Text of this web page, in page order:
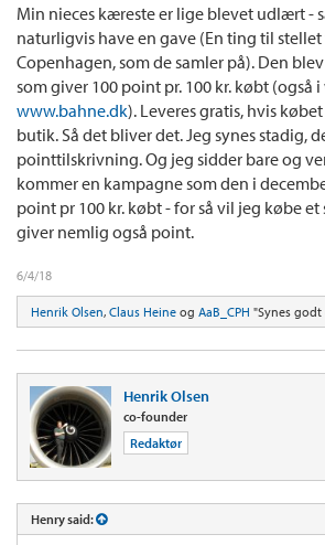
Min nieces kæreste er lige blevet udlært -
naturligvis have en gave (En ting til stellet
Copenhagen, som de samler på). Den
som giver 100 point pr. 100 kr. købt (også
www.bahne.dk). Leveres gratis, hvis
butik. Så det bliver det. Jeg synes stadig,
pointtilskrivning. Og jeg sidder bare og
kommer en kampagne som den i
point pr 100 kr. købt - for så vil jeg købe
giver nemlig også point.
6/4/18
Henrik Olsen, Claus Heine og AaB_CPH "Synes
Henrik Olsen
co-founder
Redaktør
Henry said: